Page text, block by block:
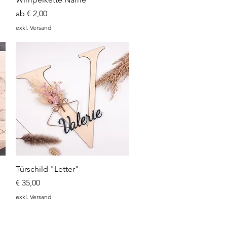
ab € 2,00
Sale-Preis
exkl. Versand
Schnellansicht
Türschild "Letter"
Preis
€ 35,00
exkl. Versand